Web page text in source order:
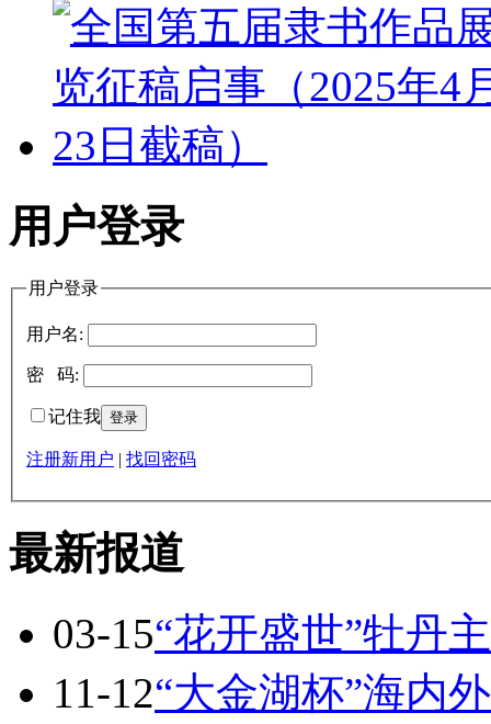
用户登录
用户登录
用户名:
密 码:
记住我
注册新用户 找回密码
最新报道
03-15“花开盛世”牡丹
11-12“大金湖杯”海内